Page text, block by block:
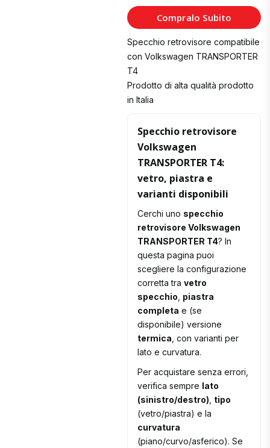
al
Carrello
Compralo Subito
Specchio retrovisore compatibile
con Volkswagen TRANSPORTER
T4
Prodotto di alta qualità prodotto
in Italia
Specchio retrovisore
Volkswagen
TRANSPORTER T4:
vetro, piastra e
varianti disponibili
Cerchi uno specchio
retrovisore Volkswagen
TRANSPORTER T4? In
questa pagina puoi
scegliere la configurazione
corretta travetro
specchio piastra
completa e (se
disponibile) versione
termica , con varianti per
lato e curvatura.
Per acquistare senza errori,
verifica sempre lato
(sinistro/destro) tipo
(vetro/piastra) e la
curvatura
(piano/curvo/asferico). Se